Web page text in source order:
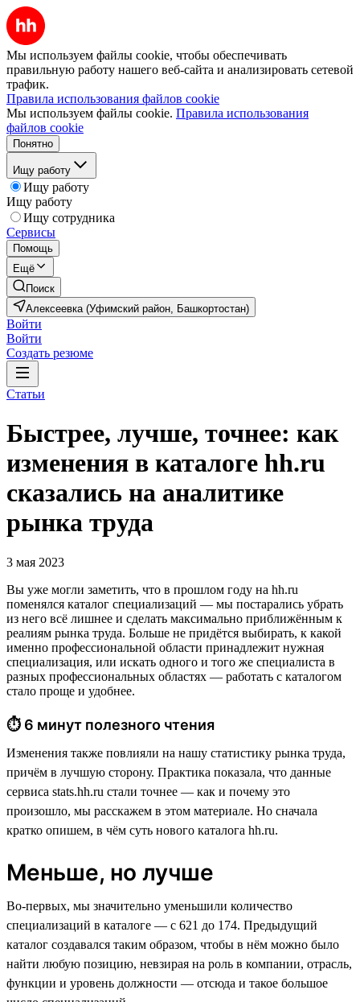
Мы используем файлы cookie, чтобы обеспечивать
правильную работу нашего веб-сайта и анализировать сетевой
трафик.
Правила использования файлов cookie
Мы используем файлы cookie. Правила использования
файлов cookie
Понятно
Ищу работу
Ищу работу
Ищу работу
Ищу сотрудника
Сервисы
Помощь
Ещё
Поиск
Алексеевка (Уфимский район, Башкортостан)
Войти
Войти
Создать резюме
Статьи
Быстрее, лучше, точнее: как
изменения в каталоге hh.ru
сказались на аналитике
рынка труда
3 мая 2023
Вы уже могли заметить, что в прошлом году на hh.ru
поменялся каталог специализаций — мы постарались убрать
из него всё лишнее и сделать максимально приближённым к
реалиям рынка труда. Больше не придётся выбирать, к какой
именно профессиональной области принадлежит нужная
специализация, или искать одного и того же специалиста в
разных профессиональных областях — работать с каталогом
стало проще и удобнее.
⏱ 6 минут полезного чтения
Изменения также повлияли на нашу статистику рынка труда,
причём в лучшую сторону. Практика показала, что данные
сервиса stats.hh.ru стали точнее — как и почему это
произошло, мы расскажем в этом материале. Но сначала
кратко опишем, в чём суть нового каталога hh.ru.
Меньше, но лучше
Во-первых, мы значительно уменьшили количество
специализаций в каталоге — с 621 до 174. Предыдущий
каталог создавался таким образом, чтобы в нём можно было
найти любую позицию, невзирая на роль в компании, отрасль,
функции и уровень должности — отсюда и такое большое